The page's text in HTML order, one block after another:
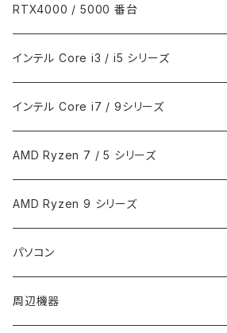
RTX4000 / 5000 番台
インテル Core i3 / i5 シリーズ
インテル Core i7 / 9シリーズ
AMD Ryzen 7 / 5 シリーズ
AMD Ryzen 9 シリーズ
パソコン
ノートPC
周辺機器